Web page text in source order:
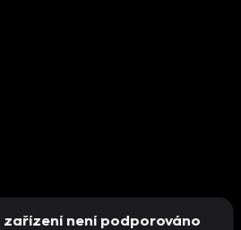
zařízení není podporováno